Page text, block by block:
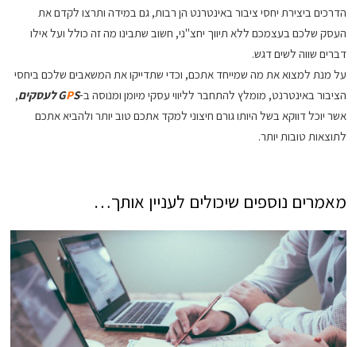
הדרכים ביצירת יחסי ציבור באינטרנט הן רבות, גם במידה ותרצו לקדם את
העסק שלכם בעצמכם ללא תיווך יחצ"ני, חשוב שתבינו מה זה כולל ועל אילו
דברים שווה לשים דגש.
על מנת למצוא את מה שמייחד אתכם, וכדי שתדייקו את המשאבים שלכם ביחסי
הציבור באינטרנט, מומלץ להתחבר לליווי עסקי מיומן ומנוסה ב-
GPS לעסקים
,
אשר יוכל דווקא בשל היותו גורם חיצוני למקד אתכם טוב יותר ולהביא אתכם
לתוצאות טובות יותר.
מאמרים נוספים שיכולים לעניין אותך…